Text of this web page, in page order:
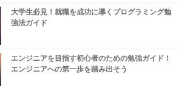
大学生必見！就職を成功に導くプログラミング勉
強法ガイド
エンジニアを目指す初心者のための勉強ガイド！
エンジニアへの第一歩を踏み出そう